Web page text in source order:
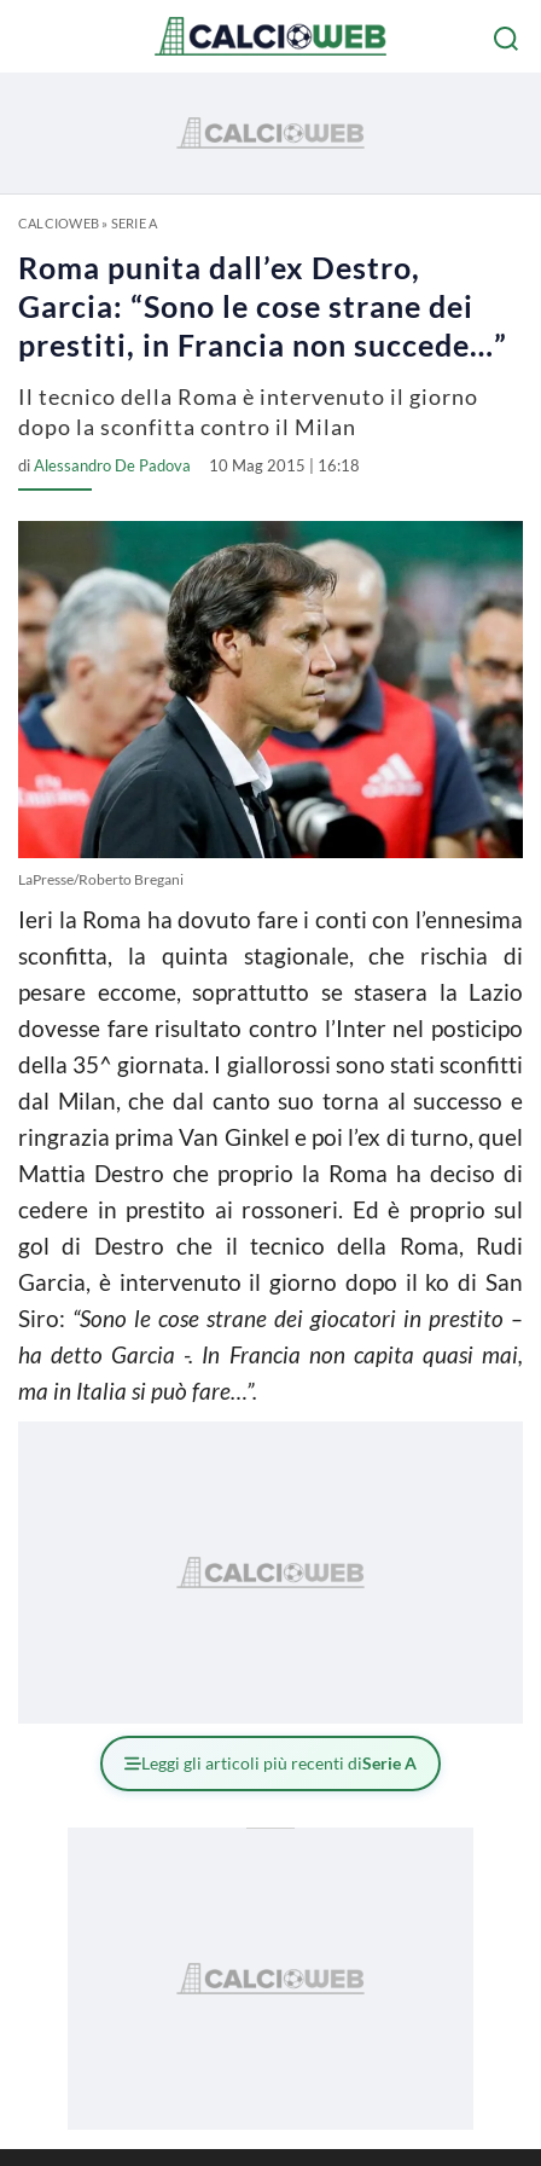
CALCIOWEB» SERIE A
Roma punita dall’ex Destro,
Garcia: “Sono le cose strane dei
prestiti, in Francia non succede…”
Il tecnico della Roma è intervenuto il giorno
dopo la sconfitta contro il Milan
diAlessandro De Padova 10 Mag 2015 | 16:18
LaPresse/Roberto Bregani
Ieri la Roma ha dovuto fare i conti con l’ennesima
sconfitta, la quinta stagionale, che rischia di
pesare eccome, soprattutto se stasera la Lazio
dovesse fare risultato contro l’Inter nel posticipo
della 35^ giornata. I giallorossi sono stati sconfitti
dal Milan, che dal canto suo torna al successo e
ringrazia prima Van Ginkel e poi l’ex di turno, quel
Mattia Destro che proprio la Roma ha deciso di
cedere in prestito ai rossoneri. Ed è proprio sul
gol di Destro che il tecnico della Roma, Rudi
Garcia, è intervenuto il giorno dopo il ko di San
Siro: “Sono le cose strane dei giocatori in prestito –
ha detto Garcia -. In Francia non capita quasi mai,
ma in Italia si può fare…”.
Leggi gli articoli più recenti diSerie A